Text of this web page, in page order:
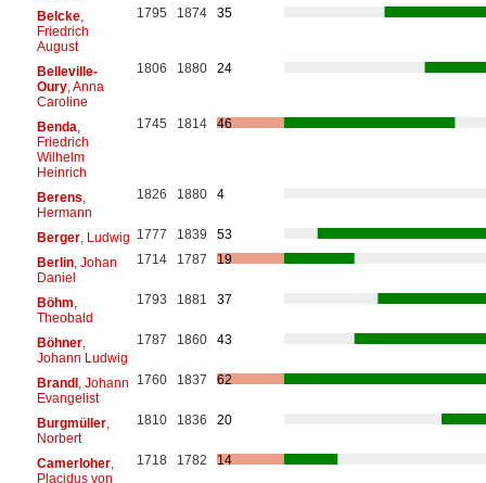
Belcke,
Friedrich
August
1795 1874 35
Belleville-
Oury, Anna
Caroline
1806 1880 24
Benda
Friedrich
Wilhelm
Heinrich
1745 1814 46
Berens
Hermann
1826 1880 4
Berger, Ludwig 1777 1839
53
Berlin, Johan
Daniel
1714 1787 19
Böhm
Theobald
1793 1881 37
Böhner,
Johann Ludwig
1787 1860 43
Brandl, Johann
Evangelist
1760 1837 62
Burgmüller,
Norbert
1810 1836 20
Camerloher,
Placidus von
1718 1782 14